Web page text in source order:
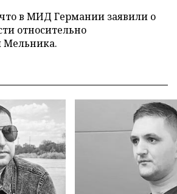
в МИД Германии заявили о
относительно
Мельника.